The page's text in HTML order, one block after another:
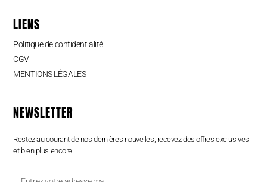
LIENS
Politique de confidentialité
CGV
MENTIONS LÉGALES
NEWSLETTER
Restez au courant de nos dernières nouvelles, recevez des offres exclusives
et bien plus encore.